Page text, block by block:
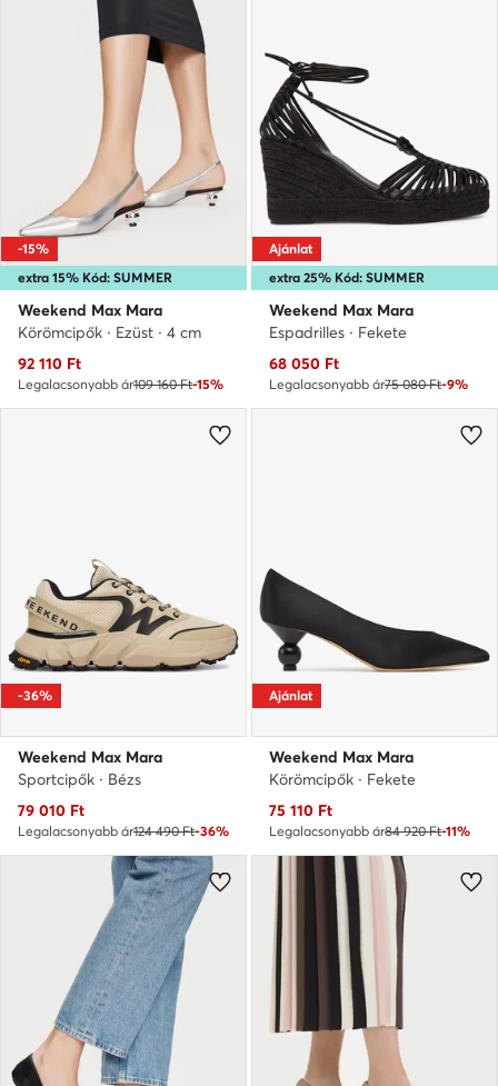
extra 15% Kód: SUMMER
-15%
Weekend Max Mara
Körömcipők · Ezüst · 4 cm
Aktuális ár
92 110 Ft
Legalacsonyabb ár109 160 Ft-15%
extra 25% Kód: SUMMER
Ajánlat
Weekend Max Mara
Espadrilles · Fekete
Aktuális ár
68 050 Ft
Legalacsonyabb ár75 080 Ft-9%
-36%
Weekend Max Mara
Sportcipők · Bézs
Aktuális ár
79 010 Ft
Legalacsonyabb ár124 490 Ft-36%
Ajánlat
Weekend Max Mara
Körömcipők · Fekete
Aktuális ár
75 110 Ft
Legalacsonyabb ár84 920 Ft-11%